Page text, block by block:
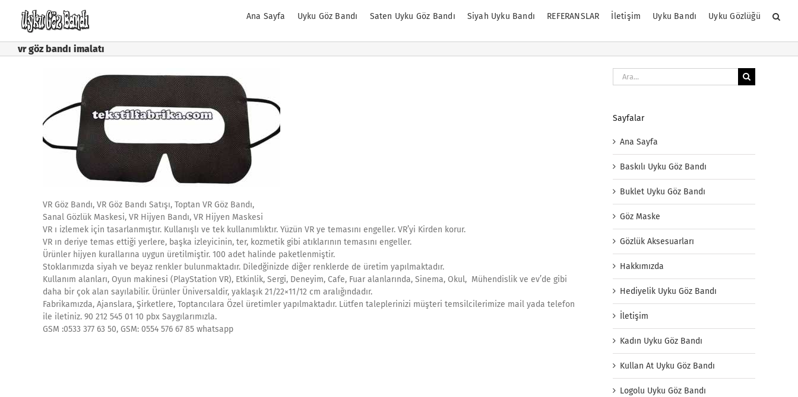
content
Ana Sayfa Uyku Göz Bandı Saten Uyku Göz Bandı Siyah Uyku Bandı REFERANSLAR İletişim Uyku Bandı Uyku Gözlüğü
vr göz bandı imalatı
VR Göz Bandı, VR Göz Bandı Satışı, Toptan VR Göz Bandı,
Sanal Gözlük Maskesi, VR Hijyen Bandı, VR Hijyen Maskesi
VR ı izlemek için tasarlanmıştır. Kullanışlı ve tek kullanımlıktır. Yüzün VR ye temasını engeller. VR’yi Kirden korur.
VR ın deriye temas ettiği yerlere, başka izleyicinin, ter, kozmetik gibi atıklarının temasını engeller.
Ürünler hijyen kurallarına uygun üretilmiştir. 100 adet halinde paketlenmiştir.
Stoklarımızda siyah ve beyaz renkler bulunmaktadır. Diledğinizde diğer renklerde de üretim yapılmaktadır.
Kullanım alanları, Oyun makinesi (PlayStation VR), Etkinlik, Sergi, Deneyim, Cafe, Fuar alanlarında, Sinema, Okul, Mühendislik ve ev’de gibi
daha bir çok alan sayılabilir. Ürünler Üniversaldir, yaklaşık 21/22×11/12 cm aralığındadır.
Fabrikamızda, Ajanslara, Şirketlere, Toptancılara Özel üretimler yapılmaktadır. Lütfen taleplerinizi müşteri temsilcilerimize mail yada telefon
ile iletiniz. 90 212 545 01 10 pbx Saygılarımızla.
GSM :0533 377 63 50, GSM: 0554 576 67 85 whatsapp
Ara:
Sayfalar
Ana Sayfa
Baskılı Uyku Göz Bandı
Buklet Uyku Göz Bandı
Göz Maske
Gözlük Aksesuarları
Hakkımızda
Hediyelik Uyku Göz Bandı
İletişim
Kadın Uyku Göz Bandı
Kullan At Uyku Göz Bandı
Logolu Uyku Göz Bandı